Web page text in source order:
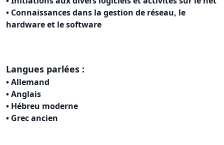
• Connaissances dans la gestion de réseau, le
hardware et le software
Langues parlées :
• Allemand
• Anglais
• Hébreu moderne
• Grec ancien